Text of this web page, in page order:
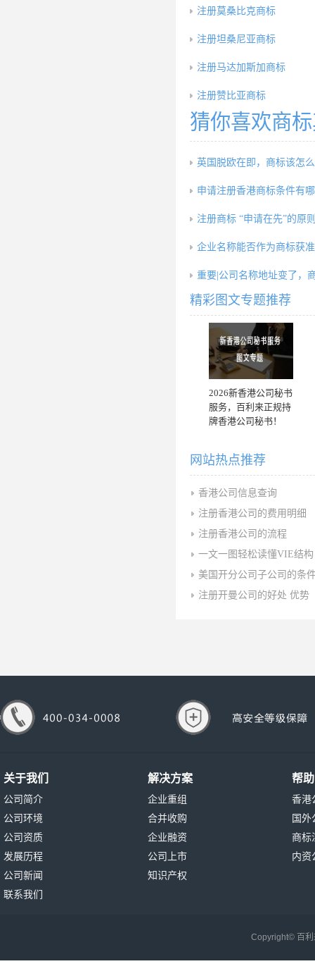
注册莫桑比克商标
注册坦桑尼亚商标
注册马达加斯加商标
注册赞比亚商标
猜你喜欢商
英国脱欧在即，商标该怎
申请注册香港商标条件有
注册商标 “申请在先”的原
企业名称能否作为商标获
重要|公司名称地址变了，
精彩图文专题推荐
2026新香港公司秘书
服务，百利来正规持
牌香港公司秘书！
网站热点推荐
香港公司信息查询
注册香港公司的费用明细
注册香港公司的流程
一文一图轻松读懂VIE结
美国开分公司子公司的条
注册开曼公司的好处 优势
关于我们
公司简介
公司环境
公司资质
发展历程
公司新闻
联系我们
解决方案
企业重组
合并收购
企业融资
公司上市
知识产权
帮
香港
国外
商标
内资
Copyright© 百